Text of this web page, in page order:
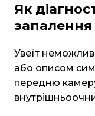
Як
запалення
Увеїт
або описом
передню